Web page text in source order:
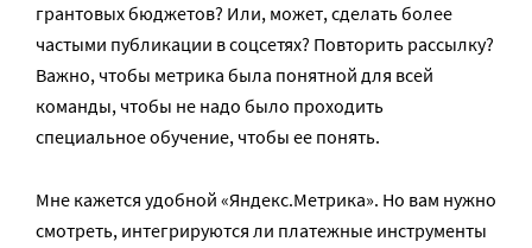
грантовых бюджетов? Или, может, сделать более
частыми публикации в соцсетях? Повторить рассылку?
Важно, чтобы метрика была понятной для всей
команды, чтобы не надо было проходить
специальное обучение, чтобы ее понять.
Мне кажется удобной «Яндекс.Метрика». Но вам нужно
смотреть, интегрируются ли платежные инструменты